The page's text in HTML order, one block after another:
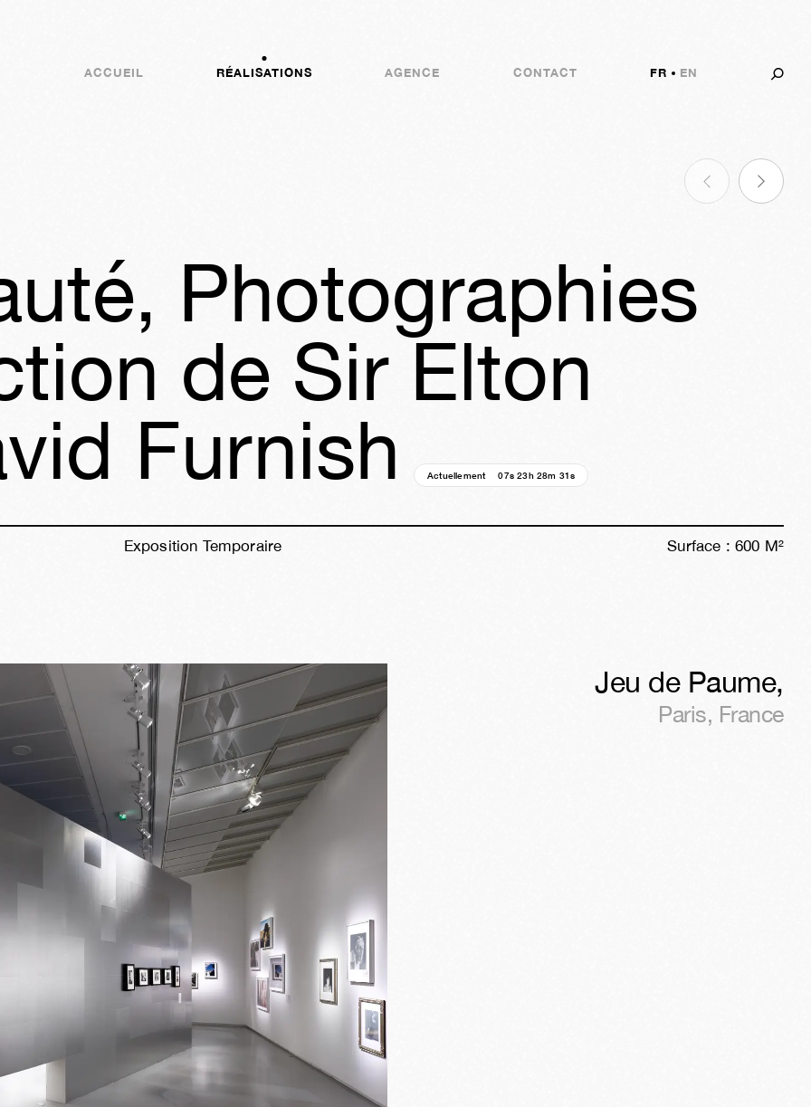
ACCUEIL RÉALISATIONS AGENCE CONTACT FR EN
Photographies
de Sir Elton
Furnish
Actuellement 07s23h28m 28s
Exposition Temporaire Surface : 600 M²
Jeu de Paume,
Paris, France